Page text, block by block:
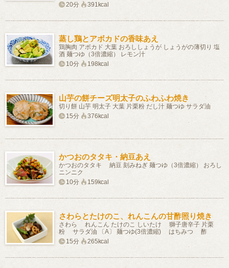
20分
391kcal
蒸し鶏とアボカドの香味あえ
鶏胸肉 アボカド 大葉 おろししょうが しょうがの薄切り 塩
酒 麺つゆ（3倍濃縮） レモン汁
10分
198kcal
山芋の餅チーズ明太子のふわふわ焼き
切り餅 山芋 明太子 大葉 片栗粉 だし汁 麺つゆ サラダ油
15分
376kcal
かつおのタタキ・納豆あえ
かつおのタタキ 納豆 刻みねぎ 麺つゆ（3倍濃縮） おろし
ニンニク
10分
159kcal
さわらとたけのこ、れんこんの甘酢照り焼き
さわら れんこん たけのこ しいたけ 獅子唐辛子 片栗
粉 サラダ油 〔A〕 麺つゆ(3倍濃縮) はちみつ 酢
15分
265kcal